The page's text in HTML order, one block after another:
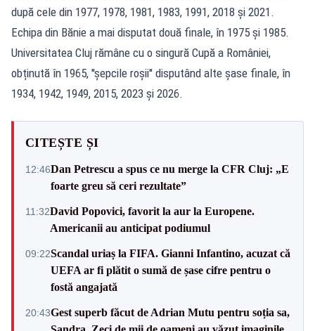
după cele din 1977, 1978, 1981, 1983, 1991, 2018 și 2021.
Echipa din Bănie a mai disputat două finale, în 1975 și 1985.
Universitatea Cluj rămâne cu o singură Cupă a României,
obținută în 1965, ''șepcile roșii'' disputând alte șase finale, în
1934, 1942, 1949, 2015, 2023 și 2026.
CITEȘTE ȘI
12:46Dan Petrescu a spus ce nu merge la CFR Cluj: „E
foarte greu să ceri rezultate”
11:32David Popovici, favorit la aur la Europene.
Americanii au anticipat podiumul
09:22Scandal uriaș la FIFA. Gianni Infantino, acuzat că
UEFA ar fi plătit o sumă de șase cifre pentru o
fostă angajată
20:43Gest superb făcut de Adrian Mutu pentru soția sa,